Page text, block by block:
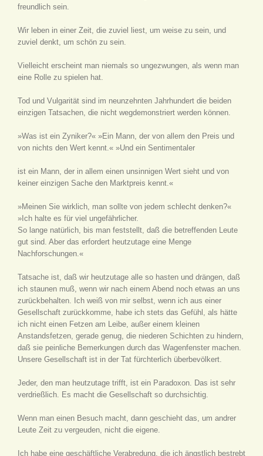
freundlich sein.
Wir leben in einer Zeit, die zuviel liest, um weise zu sein, und
zuviel denkt, um schön zu sein.
Vielleicht erscheint man niemals so ungezwungen, als wenn man
eine Rolle zu spielen hat.
Tod und Vulgarität sind im neunzehnten Jahrhundert die beiden
einzigen Tatsachen, die nicht wegdemonstriert werden können.
»Was ist ein Zyniker?« »Ein Mann, der von allem den Preis und
von nichts den Wert kennt.« »Und ein Sentimentaler
ist ein Mann, der in allem einen unsinnigen Wert sieht und von
keiner einzigen Sache den Marktpreis kennt.«
»Meinen Sie wirklich, man sollte von jedem schlecht denken?«
»Ich halte es für viel ungefährlicher.
So lange natürlich, bis man feststellt, daß die betreffenden Leute
gut sind. Aber das erfordert heutzutage eine Menge
Nachforschungen.«
Tatsache ist, daß wir heutzutage alle so hasten und drängen, daß
ich staunen muß, wenn wir nach einem Abend noch etwas an uns
zurückbehalten. Ich weiß von mir selbst, wenn ich aus einer
Gesellschaft zurückkomme, habe ich stets das Gefühl, als hätte
ich nicht einen Fetzen am Leibe, außer einem kleinen
Anstandsfetzen, gerade genug, die niederen Schichten zu hindern,
daß sie peinliche Bemerkungen durch das Wagenfenster machen.
Unsere Gesellschaft ist in der Tat fürchterlich überbevölkert.
Jeder, den man heutzutage trifft, ist ein Paradoxon. Das ist sehr
verdrießlich. Es macht die Gesellschaft so durchsichtig.
Wenn man einen Besuch macht, dann geschieht das, um andrer
Leute Zeit zu vergeuden, nicht die eigene.
Ich habe eine geschäftliche Verabredung, die ich ängstlich bestrebt